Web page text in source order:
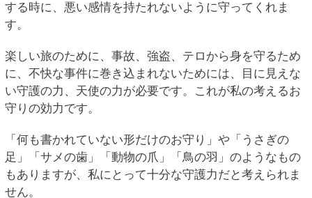
する時に、悪い感情を持たれないように守ってくれま
す。
楽しい旅のために、事故、強盗、テロから身を守るため
に、不快な事件に巻き込まれないためには、目に見えな
い守護の力、天使の力が必要です。これが私の考えるお
守りの効力です。
「何も書かれていない形だけのお守り」や「うさぎの
足」「サメの歯」「動物の爪」「鳥の羽」のようなもの
もありますが、私にとって十分な守護力だと考えられま
せん。